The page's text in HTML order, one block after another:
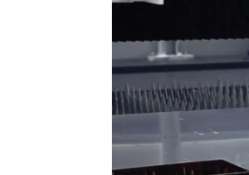
para um público internacional,